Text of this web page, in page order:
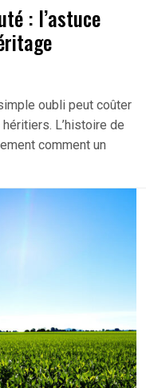
: l’astuce
oubli peut coûter
L’histoire de
comment un